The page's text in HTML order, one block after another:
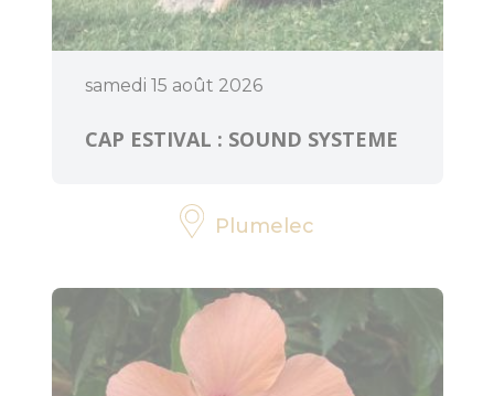
samedi 15 août 2026
CAP ESTIVAL : SOUND SYSTEME
Plumelec